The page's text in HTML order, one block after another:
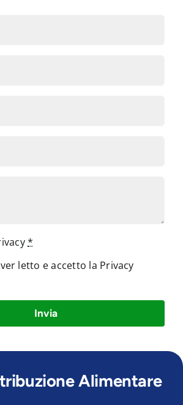
*
letto e accetto la Privacy
Invia
Alimentare